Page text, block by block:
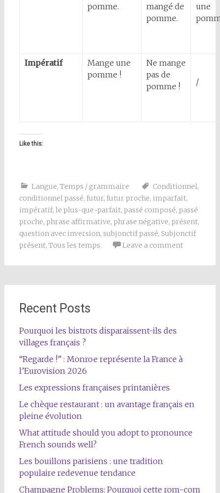
pomme.
mangé de
pomme.
une
Impératif
Mange une
pomme !
Ne mange
pas de
pomme !
/
Like this:
Langue, Temps / grammaire Conditionnel,
conditionnel passé, futur, futur proche, imparfait,
impératif, le plus-que-parfait, passé composé, passé
proche, phrase affirmative, phrase négative, présent,
question avec inversion, subjonctif passé, Subjonctif
présent, Tous les temps Leave a comment
Recent Posts
Pourquoi les bistrots disparaissent-ils des
villages français ?
“Regarde !” : Monroe représente la France à
l’Eurovision 2026
Les expressions françaises printanières
Le chèque restaurant : un avantage français en
pleine évolution
What attitude should you adopt to pronounce
French sounds well?
Les bouillons parisiens : une tradition
populaire redevenue tendance
Champagne Problems: Pourquoi cette rom-com